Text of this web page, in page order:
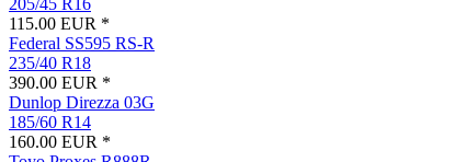
205/45 R16
115.00 EUR *
Federal SS595 RS-R
235/40 R18
390.00 EUR *
Dunlop Direzza 03G
185/60 R14
160.00 EUR *